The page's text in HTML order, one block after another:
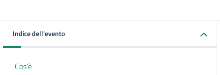
Indice dell'evento
Cos'è